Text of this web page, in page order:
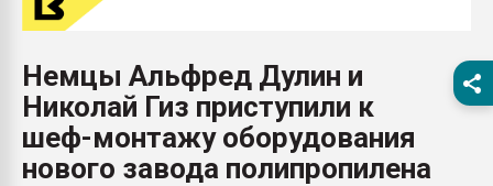
вакуумного
Продам отходы
поликарбоната и АБС-
Armaloy PC/ABS-1IM
Немцы Альфред Дулин и
Николай Гиз приступили к
шеф-монтажу оборудования
нового завода полипропилена